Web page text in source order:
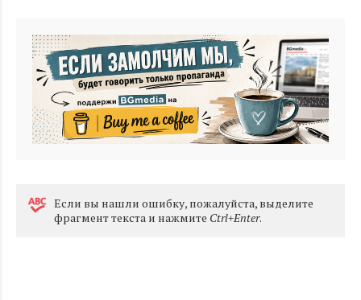
Eсли вы нашли ошибку, пожалуйста, выделите
фрагмент текста и нажмите Ctrl+Enter.